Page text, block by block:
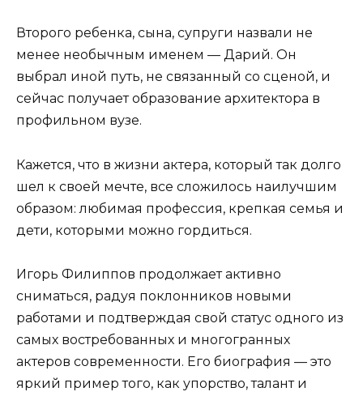
Второго ребенка, сына, супруги назвали не
менее необычным именем — Дарий. Он
выбрал иной путь, не связанный со сценой, и
сейчас получает образование архитектора в
профильном вузе.
Кажется, что в жизни актера, который так долго
шел к своей мечте, все сложилось наилучшим
образом: любимая профессия, крепкая семья и
дети, которыми можно гордиться.
Игорь Филиппов продолжает активно
сниматься, радуя поклонников новыми
работами и подтверждая свой статус одного из
самых востребованных и многогранных
актеров современности. Его биография — это
яркий пример того, как упорство, талант и